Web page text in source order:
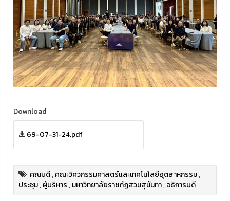
Download
69-07-31-24.pdf
คณบดี,คณะวิศวกรรมศาสตร์และเทคโนโลยีอุตสาหกรรม,
ประชุม,ผู้บริหาร,มหาวิทยาลัยราชภัฏสวนสุนันทา,อธิการบดี